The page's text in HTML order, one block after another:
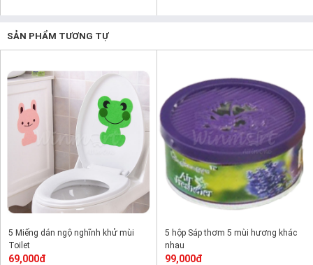
SẢN PHẨM TƯƠNG TỰ
5 Miếng dán ngộ nghĩnh khử mùi
Toilet
69,000đ
5 hộp Sáp thơm 5 mùi hương khác
nhau
99,000đ